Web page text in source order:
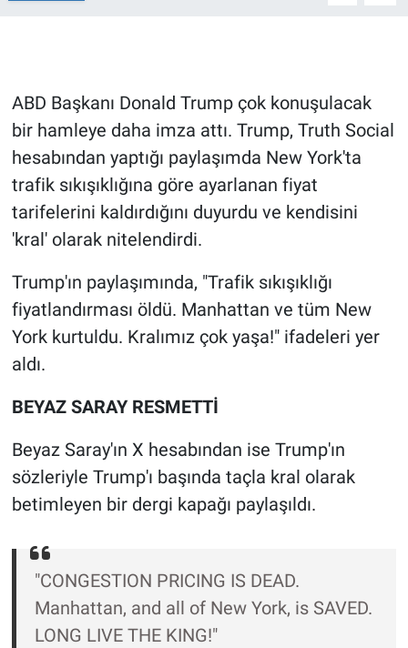
ABD Başkanı Donald Trump çok konuşulacak
bir hamleye daha imza attı. Trump, Truth Social
hesabından yaptığı paylaşımda New York'ta
trafik sıkışıklığına göre ayarlanan fiyat
tarifelerini kaldırdığını duyurdu ve kendisini
'kral' olarak nitelendirdi.
Trump'ın paylaşımında, "Trafik sıkışıklığı
fiyatlandırması öldü. Manhattan ve tüm New
York kurtuldu. Kralımız çok yaşa!" ifadeleri yer
aldı.
BEYAZ SARAY RESMETTİ
Beyaz Saray'ın X hesabından ise Trump'ın
sözleriyle Trump'ı başında taçla kral olarak
betimleyen bir dergi kapağı paylaşıldı.
"CONGESTION PRICING IS DEAD.
Manhattan, and all of New York, is SAVED.
LONG LIVE THE KING!"
Günün görüntüsü
Haber
İlan
Koronavirüs
Kültür Sanat
Nedir
Popüler
Sağlık
Spor